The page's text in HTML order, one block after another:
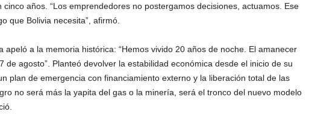
cinco años. “Los emprendedores no postergamos decisiones, actuamos. Ese
que Bolivia necesita”, afirmó.
apeló a la memoria histórica: “Hemos vivido 20 años de noche. El amanecer
de agosto”. Planteó devolver la estabilidad económica desde el inicio de su
plan de emergencia con financiamiento externo y la liberación total de las
no será más la yapita del gas o la minería, será el tronco del nuevo modelo